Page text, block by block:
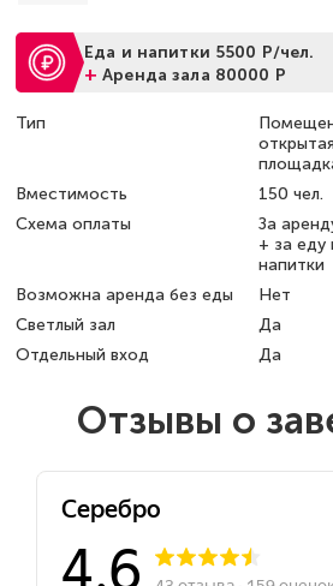
Еда и напитки 5500 Р/чел.
+ Аренда зала 80000 Р
Тип
открытая
Вместимость
150 чел.
Схема оплаты
За
+ за еду
напитки
Возможна аренда без еды
Нет
Светлый зал
Да
Отдельный вход
Да
Отзывы о